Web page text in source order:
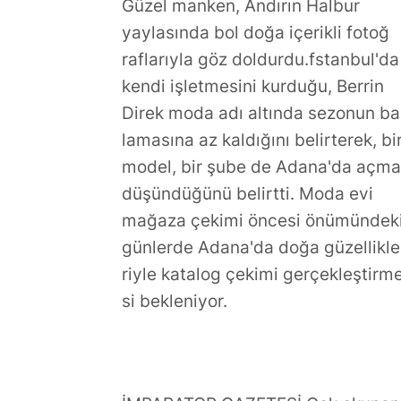
Güzel manken, Andırın Halbur
yaylasında bol doğa içerikli fotoğ
raflarıyla göz doldurdu.fstanbul'da
kendi işletmesini kurduğu, Berrin
Direk moda adı altında sezonun
lamasına az kaldığını belirterek,
model, bir şube de Adana'da
düşündüğünü belirtti. Moda evi
mağaza çekimi öncesi
günlerde Adana'da doğa
riyle katalog çekimi
si bekleniyor.